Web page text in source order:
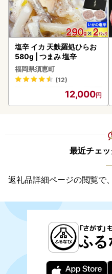
塩辛 イカ 天麩羅処ひらお
580g | つまみ 塩辛
福岡県須恵町
(12)
12,000
最近チェ
返礼品詳細ページの閲覧で